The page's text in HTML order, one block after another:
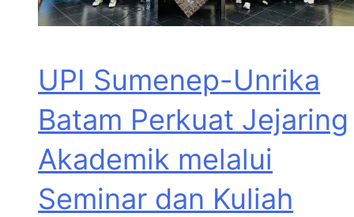
UPI Sumenep-Unrika
Batam Perkuat Jejaring
Akademik melalui
Seminar dan Kuliah